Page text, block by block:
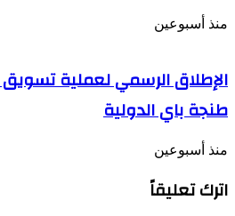
منذ أسبوعين
الإطلاق الرسمي لعملية تسويق
طنجة باي الدولية
منذ أسبوعين
اترك تعليقاً